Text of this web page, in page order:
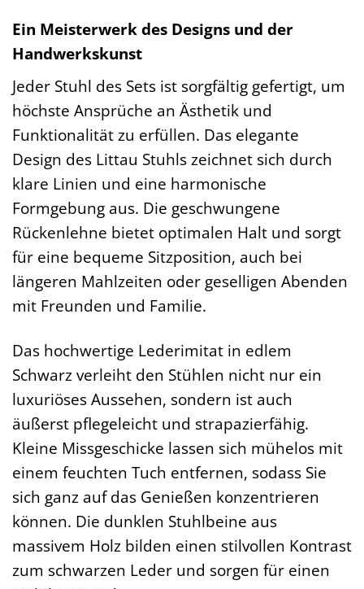
Ein Meisterwerk des Designs und der
Handwerkskunst
Jeder Stuhl des Sets ist sorgfältig gefertigt, um
höchste Ansprüche an Ästhetik und
Funktionalität zu erfüllen. Das elegante
Design des Littau Stuhls zeichnet sich durch
klare Linien und eine harmonische
Formgebung aus. Die geschwungene
Rückenlehne bietet optimalen Halt und sorgt
für eine bequeme Sitzposition, auch bei
längeren Mahlzeiten oder geselligen Abenden
mit Freunden und Familie.
Das hochwertige Lederimitat in edlem
Schwarz verleiht den Stühlen nicht nur ein
luxuriöses Aussehen, sondern ist auch
äußerst pflegeleicht und strapazierfähig.
Kleine Missgeschicke lassen sich mühelos mit
einem feuchten Tuch entfernen, sodass Sie
sich ganz auf das Genießen konzentrieren
können. Die dunklen Stuhlbeine aus
massivem Holz bilden einen stilvollen Kontrast
zum schwarzen Leder und sorgen für einen